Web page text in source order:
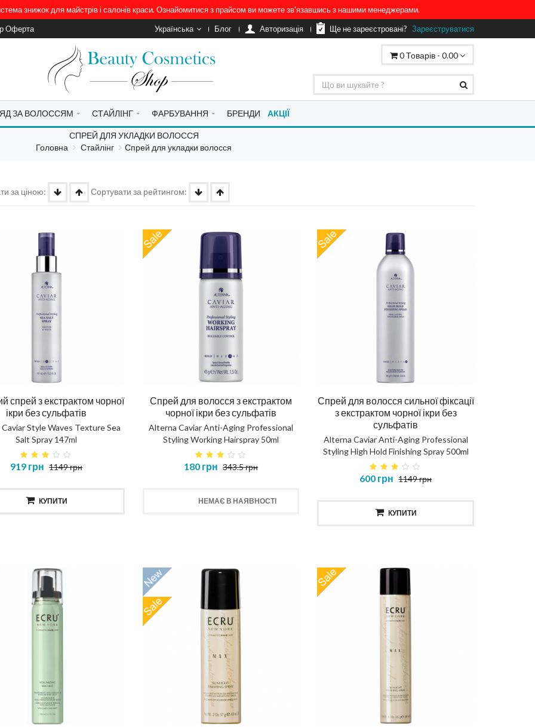
знижок для майстрів і салонів краси. Ознайомитися з прайсом ви можете зв'язавшись з нашими менеджерами.
Оферта Українська Блог Aвторизація Ще не зареєстровані? Зареєструватися
0Товарів - 0.00
ЗА ВОЛОССЯМ СТАЙЛІНГ ФАРБУВАННЯ БРЕНДИ АКЦІЇ
СПРЕЙ ДЛЯ УКЛАДКИ ВОЛОССЯ
Головна
Стайлінг Спрей для укладки волосся
ELIXIR 5.0 BEARD OIL
Відновлюючий шампунь 250ml
Маска відновлююча 3в1 250ml
за ціною: Сортувати за рейтингом:
спрей з екстрактом чорної
ікри без сульфатів
Style Waves Texture Sea
Salt Spray 147ml
919 грн 1149 грн
КУПИТИ
Спрей для волосся з екстрактом
чорної ікри без сульфатів
Alterna Caviar Anti-Aging Professional
Styling Working Hairspray 50ml
180 грн 343.5 грн
НЕМАЄ В НАЯВНОСТІ
Спрей для волосся сильної фіксації
з екстрактом чорної ікри без
сульфатів
Alterna Caviar Anti-Aging Professional
Styling High Hold Finishing Spray 500ml
600 грн 1149 грн
КУПИТИ